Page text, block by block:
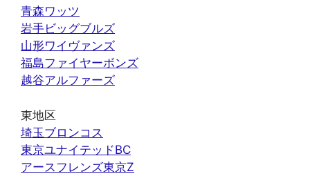
青森ワッツ
岩手ビッグブルズ
山形ワイヴァンズ
福島ファイヤーボンズ
越谷アルファーズ
東地区
埼玉ブロンコス
東京ユナイテッドBC
アースフレンズ東京Z